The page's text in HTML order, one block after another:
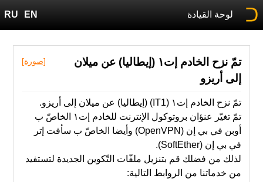
لوحة القيادة EN
RU
[صورة]
تمّ نزح الخادم إت١ (إيطاليا) عن ميلان
إلى أريزو
تمّ نزح الخادم إت١ (IT1) (إيطاليا) عن ميلان إلى أريزو.
تمّ ‫تغيّر عنؤان بروتوكول الإنترنت للخادم إت١ الخاصّ ب
أوبن في بي إن (OpenVPN) وأيضا الخاصّ ب سأفت إتر
في بي إن (SoftEther).
‫من‬ خدماتنا‬ ‫من‬ ‫الروابط‬ ‫التالية‬: